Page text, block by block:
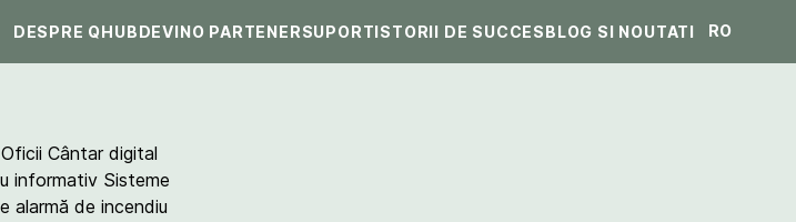
DESPRE QHUBDEVINO PARTENERSUPORTISTORII DE SUCCESBLOG SI NOUTATI RO
Oficii Cântar digital
informativ Sisteme
alarmă de incendiu